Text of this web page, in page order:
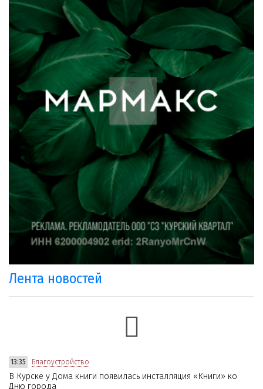
Лента новостей
13:35 Благоустройство
В Курске у Дома книги появилась инсталляция «Книги» ко
Дню города